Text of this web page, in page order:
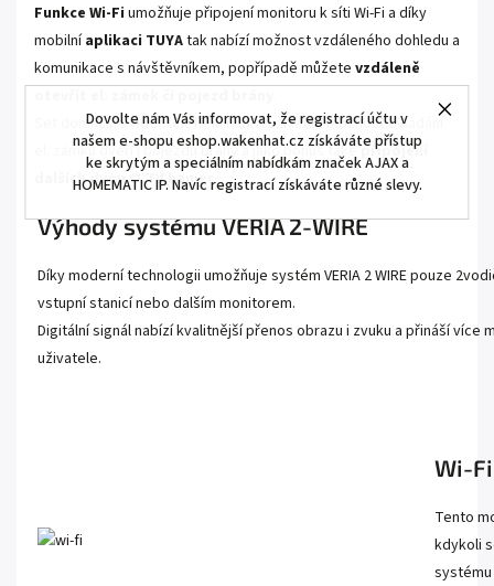
Dovolte nám Vás informovat, že registrací účtu v
našem e-shopu eshop.wakenhat.cz získáváte přístup
ke skrytým a speciálním nabídkám značek AJAX a
HOMEMATIC IP. Navíc registrací získáváte různé slevy.
Funkce Wi-Fi umožňuje připojení monitoru k síti Wi-Fi a díky
mobilníaplikaci TUYAtak nabízí možnost vzdáleného dohledu a
komunikace s návštěvníkem, popřípadě můžete vzdáleně
Set domácího videotelefonu nabízí uživateli možnost ovládání
el. zámku dveří i pojezdu brány a jako bonus taképřipojení
dalších dvou CCTV kamer.
Výhody systému VERIA 2-WIRE
Díky moderní technologii umožňuje systém VERIA 2 WIRE pouze
vstupní stanicí nebo dalším monitorem.
Digitální signál nabízí kvalitnější přenos obrazu i zvuku a přináší více
uživatele.
Wi-
Tento
kdykoli